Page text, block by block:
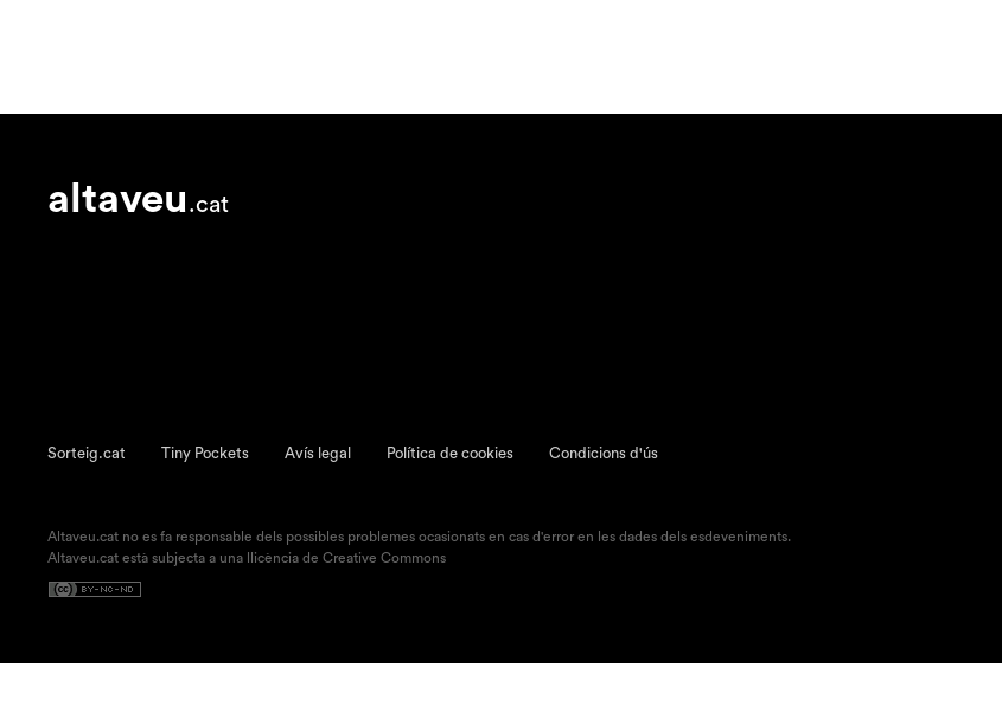
altaveu.cat
Sorteig.cat Tiny Pockets Avís legal Política de cookies Condicions d'ús
Altaveu.cat no es fa responsable dels possibles problemes ocasionats en cas d'error en les dades dels esdeveniments.
Altaveu.cat està subjecta a una llicència de Creative Commons